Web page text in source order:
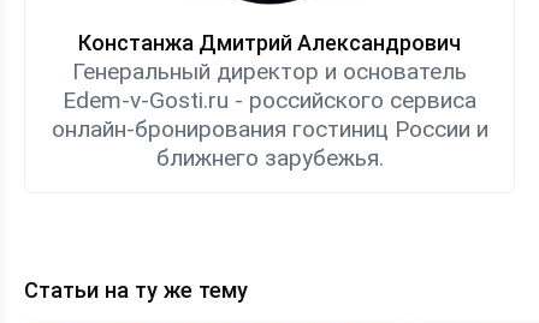
Констанжа Дмитрий Александрович
Генеральный директор и основатель
Edem-v-Gosti.ru - российского сервиса
онлайн-бронирования гостиниц России и
ближнего зарубежья.
Статьи на ту же тему